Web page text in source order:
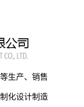
生产、销售
化设计制造